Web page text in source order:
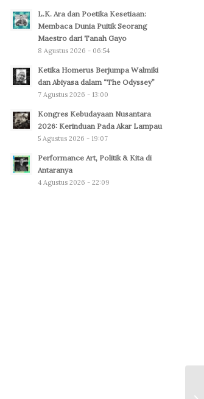
L.K. Ara dan Poetika Kesetiaan:
Membaca Dunia Puitik Seorang
Maestro dari Tanah Gayo
8 Agustus 2026 - 06:54
Ketika Homerus Berjumpa Walmiki
dan Abiyasa dalam “The Odyssey”
7 Agustus 2026 - 13:00
Kongres Kebudayaan Nusantara
2026: Kerinduan Pada Akar Lampau
5 Agustus 2026 - 19:07
Performance Art, Politik & Kita di
Antaranya
4 Agustus 2026 - 22:09